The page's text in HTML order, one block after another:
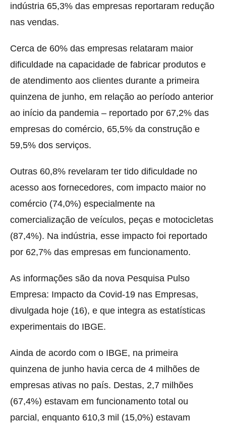
indústria 65,3% das empresas reportaram redução
nas vendas.
Cerca de 60% das empresas relataram maior
dificuldade na capacidade de fabricar produtos e
de atendimento aos clientes durante a primeira
quinzena de junho, em relação ao período anterior
ao início da pandemia – reportado por 67,2% das
empresas do comércio, 65,5% da construção e
59,5% dos serviços.
Outras 60,8% revelaram ter tido dificuldade no
acesso aos fornecedores, com impacto maior no
comércio (74,0%) especialmente na
comercialização de veículos, peças e motocicletas
(87,4%). Na indústria, esse impacto foi reportado
por 62,7% das empresas em funcionamento.
As informações são da nova Pesquisa Pulso
Empresa: Impacto da Covid-19 nas Empresas,
divulgada hoje (16), e que integra as estatísticas
experimentais do IBGE.
Ainda de acordo com o IBGE, na primeira
quinzena de junho havia cerca de 4 milhões de
empresas ativas no país. Destas, 2,7 milhões
(67,4%) estavam em funcionamento total ou
parcial, enquanto 610,3 mil (15,0%) estavam